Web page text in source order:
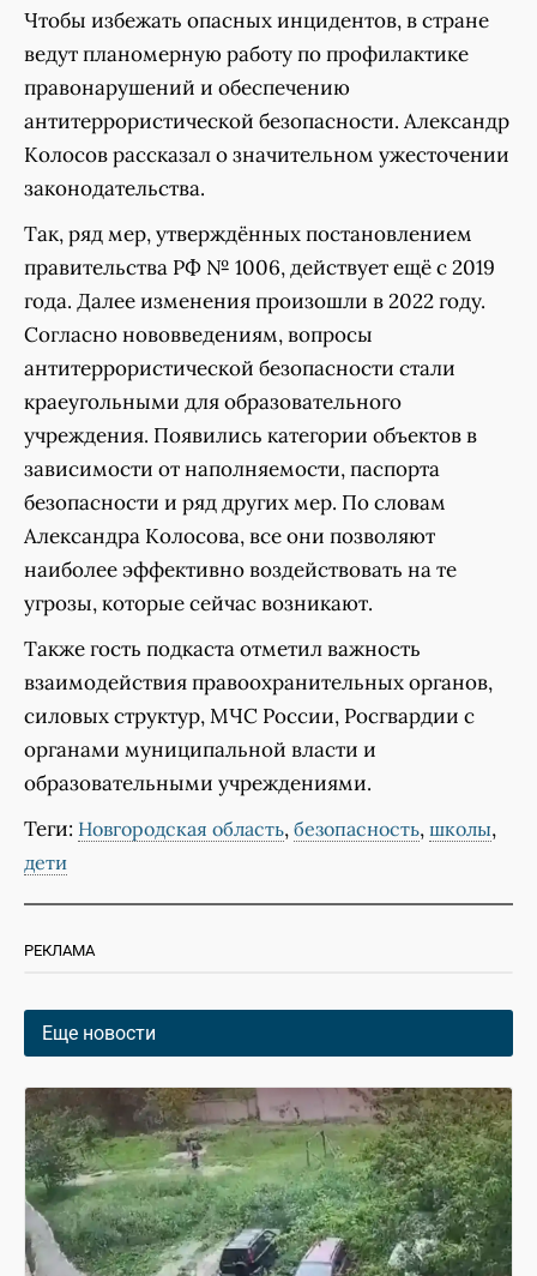
Чтобы избежать опасных инцидентов, в стране
ведут планомерную работу по профилактике
правонарушений и обеспечению
антитеррористической безопасности. Александр
Колосов рассказал о значительном ужесточении
законодательства.
Так, ряд мер, утверждённых постановлением
правительства РФ № 1006, действует ещё с 2019
года. Далее изменения произошли в 2022 году.
Согласно нововведениям, вопросы
антитеррористической безопасности стали
краеугольными для образовательного
учреждения. Появились категории объектов в
зависимости от наполняемости, паспорта
безопасности и ряд других мер. По словам
Александра Колосова, все они позволяют
наиболее эффективно воздействовать на те
угрозы, которые сейчас возникают.
Также гость подкаста отметил важность
взаимодействия правоохранительных органов,
силовых структур, МЧС России, Росгвардии с
органами муниципальной власти и
образовательными учреждениями.
Теги: Новгородская область, безопасность, школы,
дети
РЕКЛАМА
Еще новости